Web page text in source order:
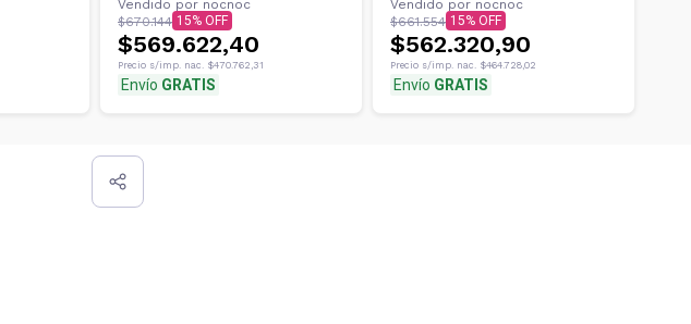
Gorilla Blocks, 66 piezas
Vendido por nocnoc
$670.144 15
$569.622,40
Precio s/imp. nac. $470.762,31
Envío GRATIS
Castillo de Himeji 21060
Vendido por nocnoc
$661.554 15
$562.320,90
Precio s/imp. nac. $464.728,02
Envío GRATIS